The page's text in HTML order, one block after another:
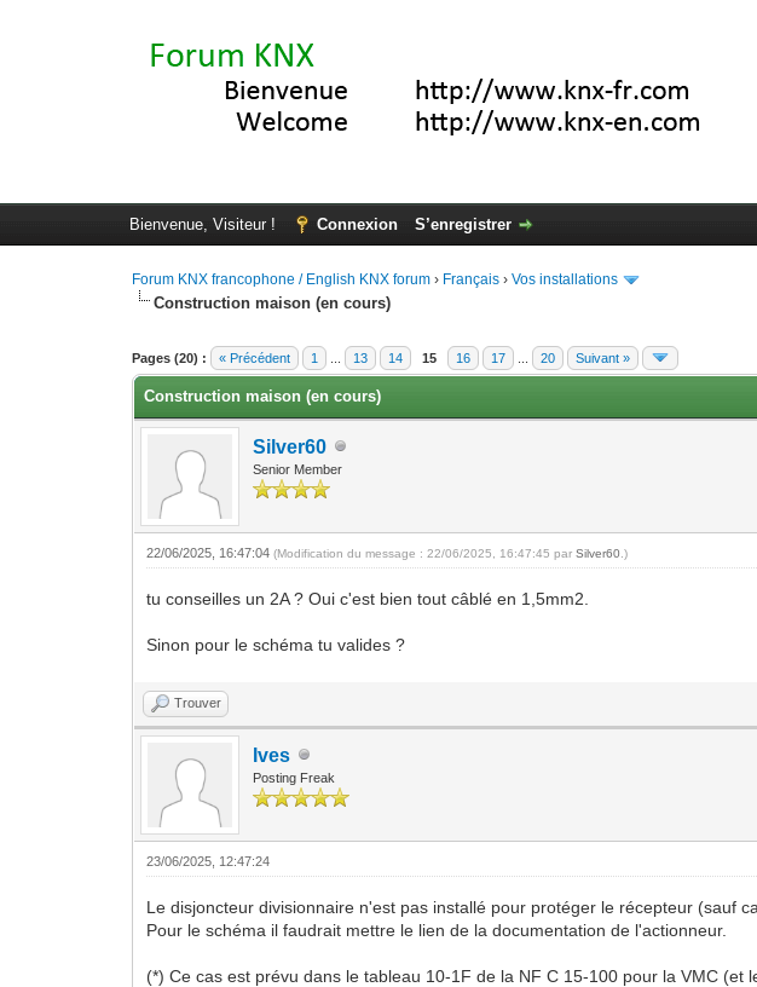
Bienvenue, Visiteur ! Connexion S’enregistrer
Forum KNX francophone / English KNX forum › Français ›Vos installations
Construction maison (en cours)
Pages (20) : « Précédent 1 13 14 15 16 17 20 Suivant »
Moyenne : 0 (0 vote(s))
1
2
3
4
5
Construction maison (en cours)
Silver60
Senior Member
22/06/2025, 16:47:04(Modification du message : 22/06/2025, 16:47:45 parSilver60 .)
tu conseilles un 2A ? Oui c'est bien tout câblé en 1,5mm2.
Sinon pour le schéma tu valides ?
Trouver
Ives
Posting Freak
23/06/2025, 12:47:24
Le disjoncteur divisionnaire n'est pas installé pour protéger le récepteur (sauf
Pour le schéma il faudrait mettre le lien de la documentation de l'actionneur.
(*) Ce cas est prévu dans le tableau 10-1F de la NF C 15-100 pour la VMC